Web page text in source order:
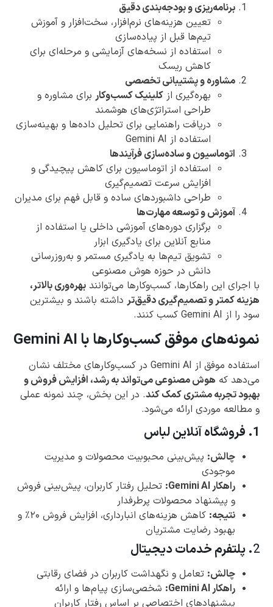
برنامه‌ریزی و بودجه‌بندی دقیق
تعیین هزینه‌های نرم‌افزار، سخت‌افزار و آموزش
تیم‌ها قبل از پیاده‌سازی
استفاده از نسخه‌های آزمایشی و مرحله‌ای برای
کاهش ریسک
مشاوره و پشتیبانی تخصصی
بهره‌گیری از کلینیک کسب‌وکار برای مشاوره و
طراحی استراتژی‌های هوشمند
دریافت راهنمایی برای تحلیل داده‌ها و بهینه‌سازی
استفاده از Gemini AI
اتوماسیون و ساده‌سازی فرآیندها
استفاده از اتوماسیون برای کاهش پیچیدگی و
افزایش سرعت تصمیم‌گیری
طراحی داشبوردهای ساده و قابل فهم برای مدیران
آموزش و توسعه مهارت‌ها
برگزاری دوره‌های آموزشی داخلی یا استفاده از
منابع آنلاین برای یادگیری ابزار
تشویق تیم‌ها به یادگیری مستمر و به‌روزرسانی
دانش در حوزه هوش مصنوعی
با اجرای این راهکارها، کسب‌وکارها می‌توانند بهره‌وری بالاتر،
هزینه کمتر و تصمیم‌گیری دقیق‌تر داشته باشند و بیشترین
سود را از Gemini AI کسب کنند.
نمونه‌های موفق کسب‌وکارها با Gemini AI
استفاده موفق از Gemini AI در کسب‌وکارهای مختلف نشان
می‌دهد که هوش مصنوعی می‌تواند به رشد، افزایش فروش و
بهبود تجربه مشتری کمک کند. در این بخش، چند نمونه عملی
و مطالعه موردی ارائه می‌شود.
1. فروشگاه آنلاین لباس
چالش: پیش‌بینی محبوبیت محصولات و مدیریت
موجودی
راهکار Gemini AI:
تحلیل رفتار کاربران، پیش‌بینی فروش
و پیشنهاد محصولات پرطرفدار
نتیجه:
کاهش هزینه‌های انبارداری، افزایش فروش ۲۰٪ و
بهبود رضایت مشتریان
2. پلتفرم خدمات دیجیتال
چالش: تعامل و نگهداشت کاربران در فضای رقابتی
راهکار Gemini AI:
شخصی‌سازی پیام‌ها و ارائه
پیشنهادهای اختصاصی بر اساس رفتار کاربران